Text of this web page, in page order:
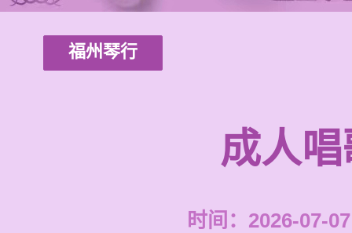
福州琴行
成人
时间：2026-07-